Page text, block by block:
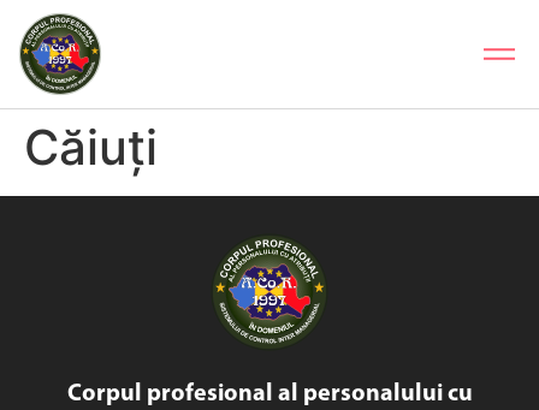
Căiuți
Corpul profesional al personalului cu